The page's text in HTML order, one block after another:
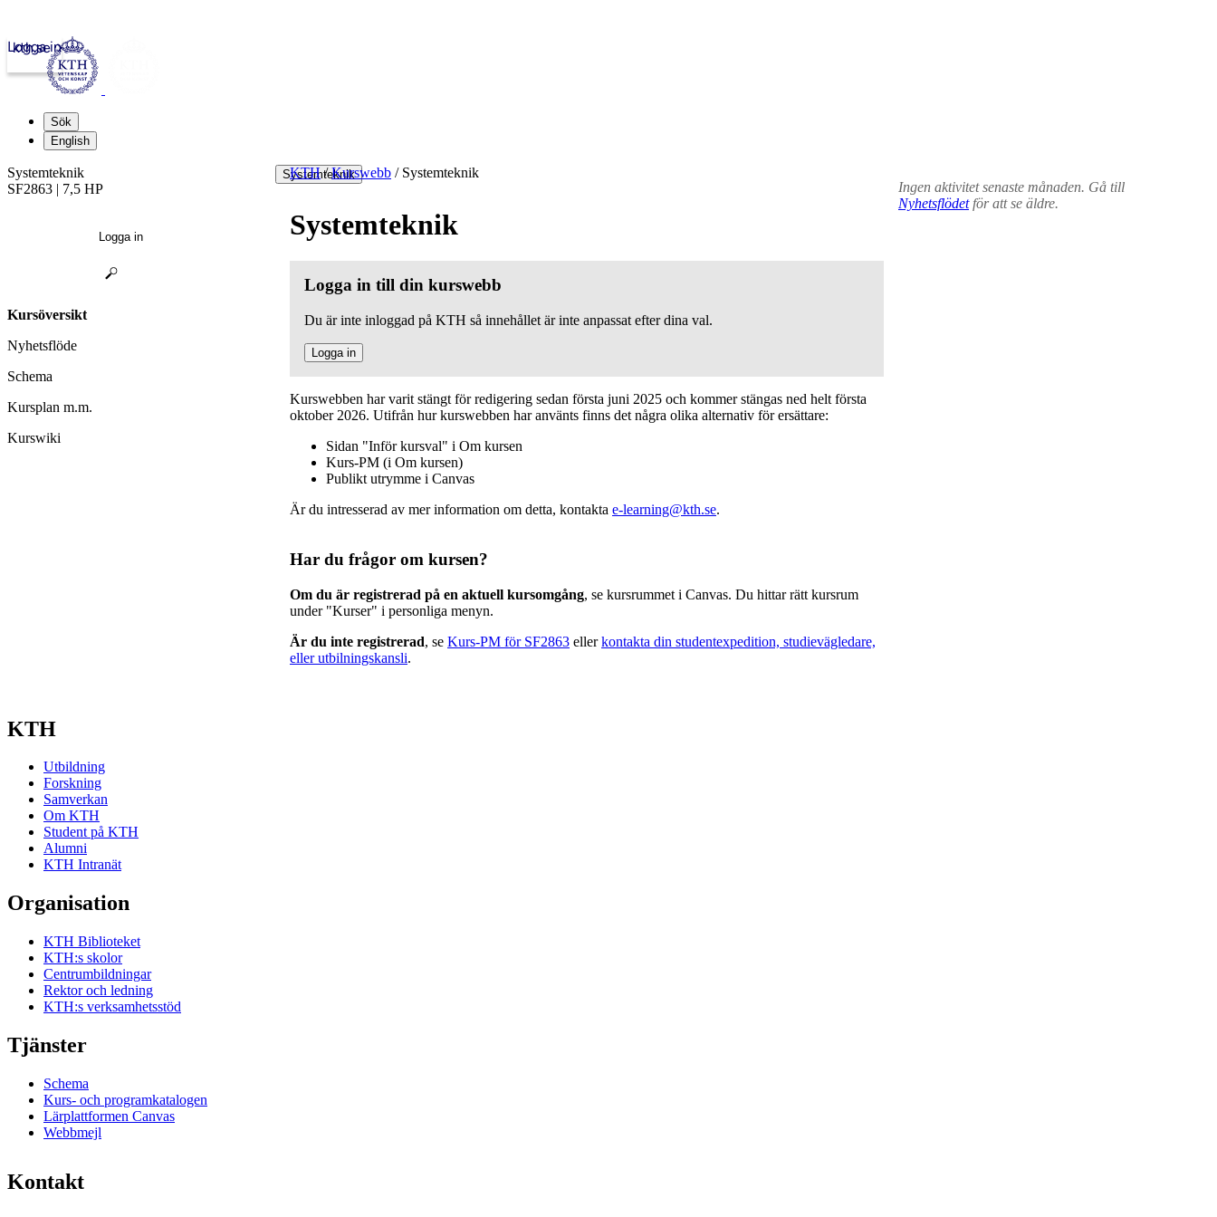
kth.se
Logga in
Sök
English
Systemteknik
KTH / Kurswebb /Systemteknik
Systemteknik
Logga in till din kurswebb
Du är inte inloggad på KTH så innehållet är inte anpassat efter dina val.
Logga in
Kurswebben har varit stängt för redigering sedan första juni 2025 och kommer stängas ned helt första
oktober 2026. Utifrån hur kurswebben har använts finns det några olika alternativ för ersättare:
Sidan "Inför kursval" i Om kursen
Kurs-PM (i Om kursen)
Publikt utrymme i Canvas
Är du intresserad av mer information om detta, kontakta e-learning@kth.se.
Har du frågor om kursen?
Om du är registrerad på en aktuell kursomgång, se kursrummet i Canvas. Du hittar rätt kursrum
under "Kurser" i personliga menyn.
Är du inte registrerad, se Kurs-PM för SF2863 ellerkontakta din studentexpedition, studievägledare,
eller utbilningskansli.
Ingen aktivitet senaste månaden. Gå till
Nyhetsflödetför att se äldre.
Systemteknik
SF2863 | 7,5 HP
Logga in
Kursöversikt
Nyhetsflöde
Schema
Kursplan m.m.
Kurswiki
KTH
Utbildning
Forskning
Samverkan
Om KTH
Student på KTH
Alumni
KTH Intranät
Organisation
KTH Biblioteket
KTH:s skolor
Centrumbildningar
Rektor och ledning
KTH:s verksamhetsstöd
Tjänster
Schema
Kurs- och programkatalogen
Lärplattformen Canvas
Webbmejl
Kontakt